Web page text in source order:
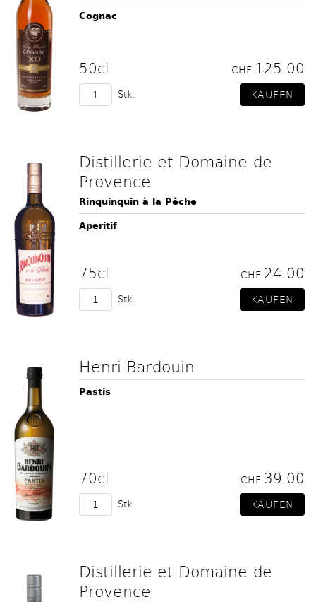
Cognac
50cl CHF 125.00
Stk.
Distillerie et Domaine de
Provence
Rinquinquin à la Pêche
Aperitif
75cl CHF 24.00
Stk.
Henri Bardouin
Pastis
70cl CHF 39.00
Stk.
Distillerie et Domaine de
Provence